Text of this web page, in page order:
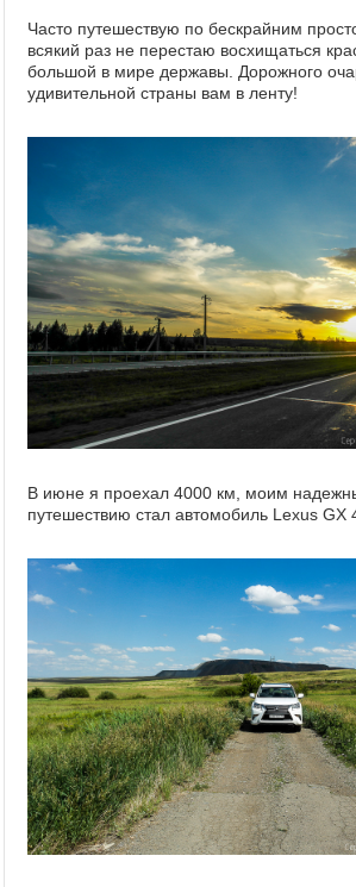
Часто путешествую по бескрайним
всякий раз не перестаю восхищаться
большой в мире державы. Дорожного
удивительной страны вам в ленту!
В июне я проехал 4000 км, моим
путешествию стал автомобиль Lexus GX